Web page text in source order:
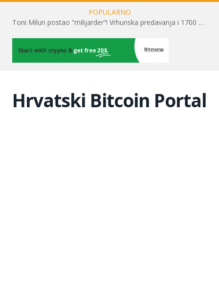
POPULARNO
Toni Milun postao “milijarder”! Vrhunska predavanja i 1700 posjetitelja obilježili su mjesec financijske pismenosti
Hrvatski Bitcoin Portal